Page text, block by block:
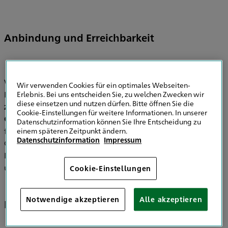
Anbindung und Erreichbarkeit
Wir sind für Sie nicht nur über verschiedene
Kommunikationswege gut erreichbar, sondern auch
zentralgelegen in derKarchestraße 5, 96450
Coburg.Wenn Sie uns mit dem Auto erreichen möchten,
finden Siekostenfreie Parkplätze
Gerne sind wir auch vor Ort für Sie da und beraten Sie bei
Ihnen zu Hause oder in Ihrem Unternehmen. Nutzen Sie
unsere gute Erreichbarkeit.
Fachkompetenz und Erfahrung
Wir verwenden Cookies für ein optimales Webseiten-
Erlebnis. Bei uns entscheiden Sie, zu welchen Zwecken wir
diese einsetzen und nutzen dürfen. Bitte öffnen Sie die
Cookie-Einstellungen für weitere Informationen. In unserer
Datenschutzinformation können Sie Ihre Entscheidung zu
einem späteren Zeitpunkt ändern.
Datenschutzinformation Impressum
Cookie-Einstellungen
Notwendige akzeptieren Alle akzeptieren